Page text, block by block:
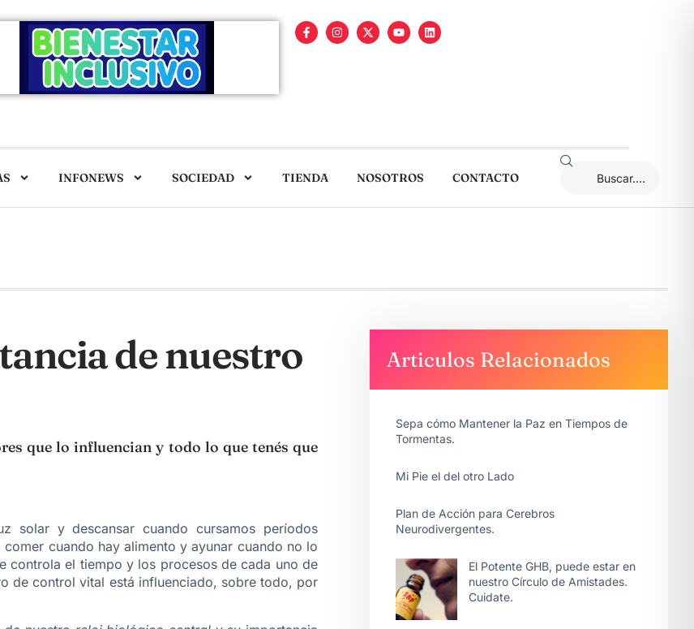
INFONEWS SOCIEDAD TIENDA NOSOTROS CONTACTO
de nuestro
que lo influencian y todo lo que tenés que
solar y descansar cuando cursamos períodos
cuando hay alimento y ayunar cuando no lo
controla el tiempo y los procesos de cada uno de
de control vital está influenciado, sobre todo, por
Articulos Relacionados
Sepa cómo Mantener la Paz en Tiempos de
Tormentas.
Mi Pie el del otro Lado
Plan de Acción para Cerebros
Neurodivergentes.
El Potente GHB, puede estar en
nuestro Círculo de Amistades.
Cuidate.